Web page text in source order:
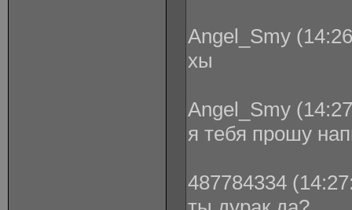
Angel_Smy
хы
Angel_Smy
я тебя прошу
487784334